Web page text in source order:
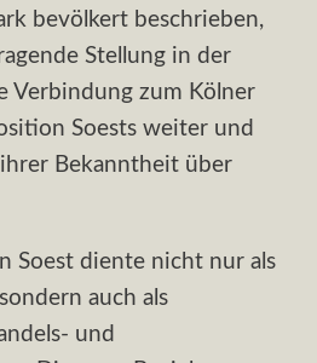
bevölkert beschrieben,
Stellung in der
Verbindung zum Kölner
Soests weiter und
Bekanntheit über
Soest diente nicht nur als
auch als
und